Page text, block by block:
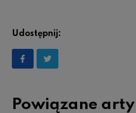
Udostępnij:
Powiązane